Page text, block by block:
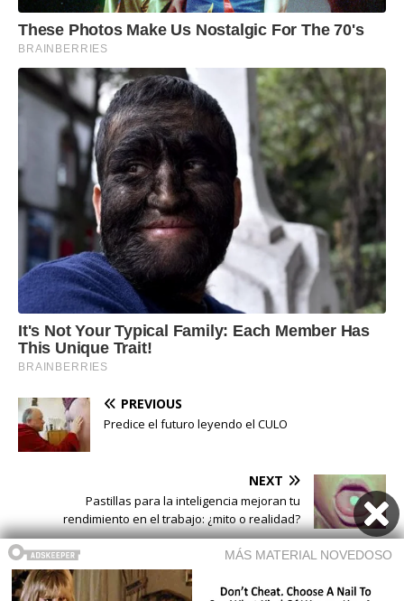
PREVIOUS
Predice el futuro leyendo el CULO
NEXT
Pastillas para la inteligencia mejoran tu
rendimiento en el trabajo: ¿mito o realidad?